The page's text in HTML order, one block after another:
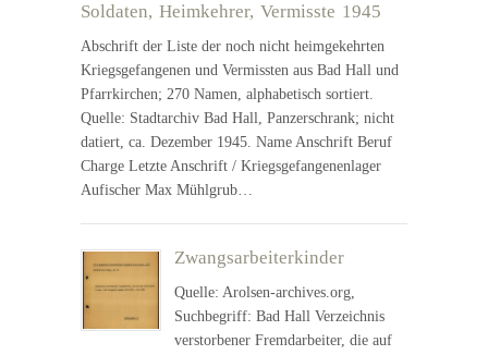
Soldaten, Heimkehrer, Vermisste 1945
Abschrift der Liste der noch nicht heimgekehrten
Kriegsgefangenen und Vermissten aus Bad Hall und
Pfarrkirchen; 270 Namen, alphabetisch sortiert.
Quelle: Stadtarchiv Bad Hall, Panzerschrank; nicht
datiert, ca. Dezember 1945. Name Anschrift Beruf
Charge Letzte Anschrift / Kriegsgefangenenlager
Aufischer Max Mühlgrub…
Zwangsarbeiterkinder
Quelle: Arolsen-archives.org,
Suchbegriff: Bad Hall Verzeichnis
verstorbener Fremdarbeiter, die auf